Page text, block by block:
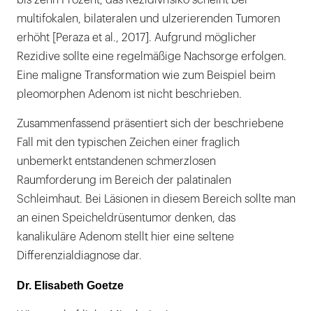
multifokalen, bilateralen und ulzerierenden Tumoren
erhöht [Peraza et al., 2017]. Aufgrund möglicher
Rezidive sollte eine regelmäßige Nachsorge erfolgen.
Eine maligne Transformation wie zum Beispiel beim
pleomorphen Adenom ist nicht beschrieben.
Zusammenfassend präsentiert sich der beschriebene
Fall mit den typischen Zeichen einer fraglich
unbemerkt entstandenen schmerzlosen
Raumforderung im Bereich der palatinalen
Schleimhaut. Bei Läsionen in diesem Bereich sollte man
an einen Speicheldrüsentumor denken, das
kanalikuläre Adenom stellt hier eine seltene
Differenzialdiagnose dar.
Dr. Elisabeth Goetze